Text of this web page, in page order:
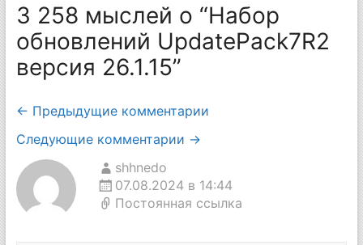
3 258 мыслей о “Набор
обновлений UpdatePack7R2
версия 26.1.15”
Навигация
по
комментариям
← Предыдущие комментарии
Следующие комментарии →
shhnedo
07.08.2024 в 14:44
Постоянная ссылка